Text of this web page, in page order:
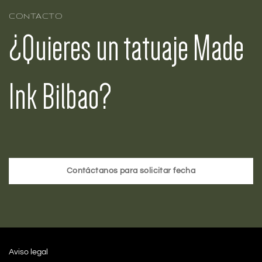
CONTACTO
¿Quieres un tatuaje Made
Ink Bilbao?
Contáctanos para solicitar fecha
Aviso legal